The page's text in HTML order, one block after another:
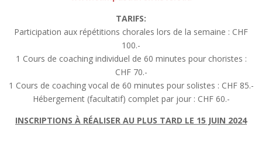
TARIFS:
Participation aux répétitions chorales lors de la semaine : CHF
100.-
1 Cours de coaching individuel de 60 minutes pour choristes :
CHF 70.-
1 Cours de coaching vocal de 60 minutes pour solistes : CHF 85.-
Hébergement (facultatif) complet par jour : CHF 60.-
INSCRIPTIONS À RÉALISER AU PLUS TARD LE 15 JUIN 2024